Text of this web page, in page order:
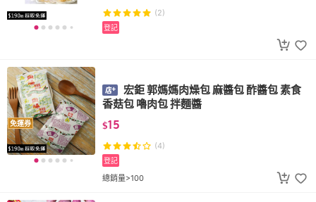
(2)
登記
免運券
宏鉅 郭媽媽肉燥包 麻醬包 酢醬包 素食
香菇包 嚕肉包 拌麵醬
$15
(4)
總銷量>100
登記